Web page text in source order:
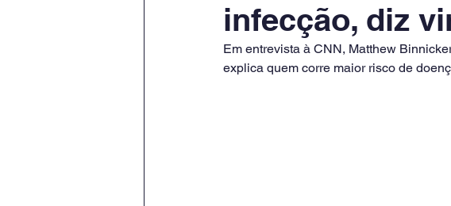
infecção, diz
Em entrevista à CNN, Matthew
explica quem corre maior risco de